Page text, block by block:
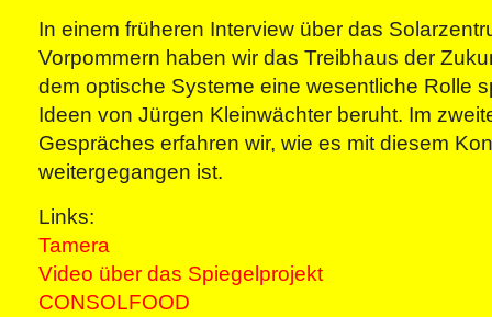
In einem früheren Interview über das
Vorpommern haben wir das Treibhaus der
dem optische Systeme eine wesentliche Rolle
Ideen von Jürgen Kleinwächter beruht. Im
Gespräches erfahren wir, wie es mit diesem
weitergegangen ist.
Links:
Tamera
Video über das Spiegelprojekt
CONSOLFOOD